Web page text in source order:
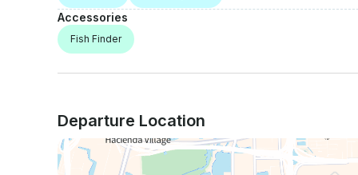
Accessories
Fish Finder
Departure Location